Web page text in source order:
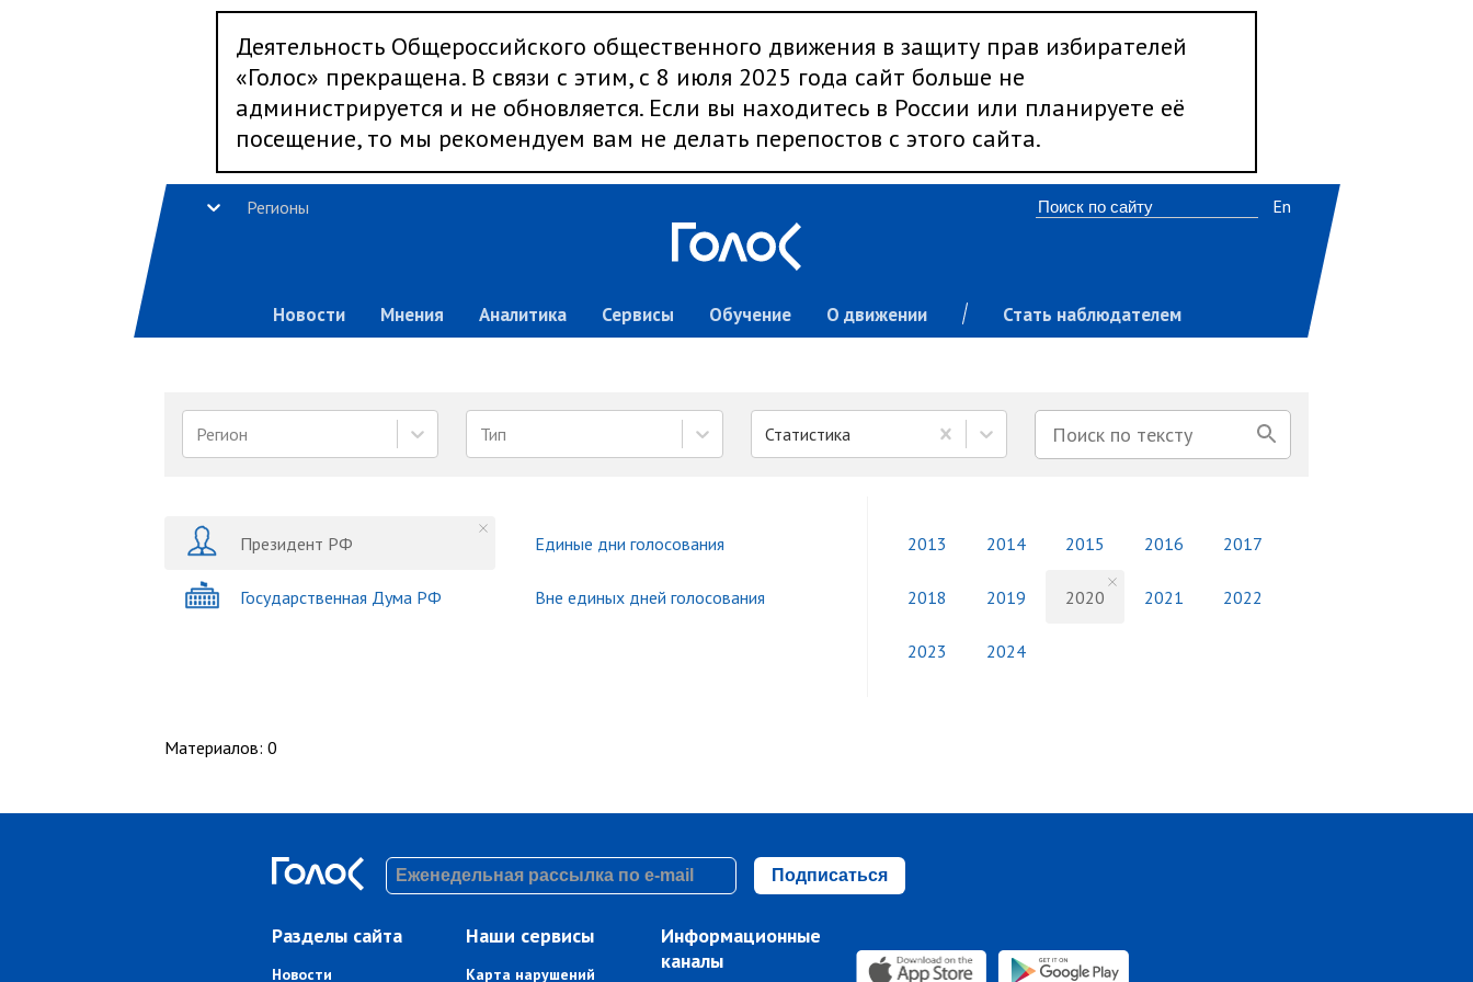
Деятельность Общероссийского общественного движения в защиту прав избирателей
«Голос» прекращена. В связи с этим, с 8 июля 2025 года сайт больше не
администрируется и не обновляется. Если вы находитесь в России или планируете её
посещение, то мы рекомендуем вам не делать перепостов с этого сайта.
Регионы
Новости Мнения Аналитика Сервисы Обучение О движении Стать наблюдателем
En
Регион Тип Статистика
Президент РФ
Государственная Дума РФ
Единые дни голосования
Вне единых дней голосования
2013 2014 2015 2016 2017
2018 2019 2020 2021 2022
2023 2024
Материалов: 0
Подписаться
Разделы сайта
Новости
Наши сервисы
Карта нарушений
Информационные
каналы